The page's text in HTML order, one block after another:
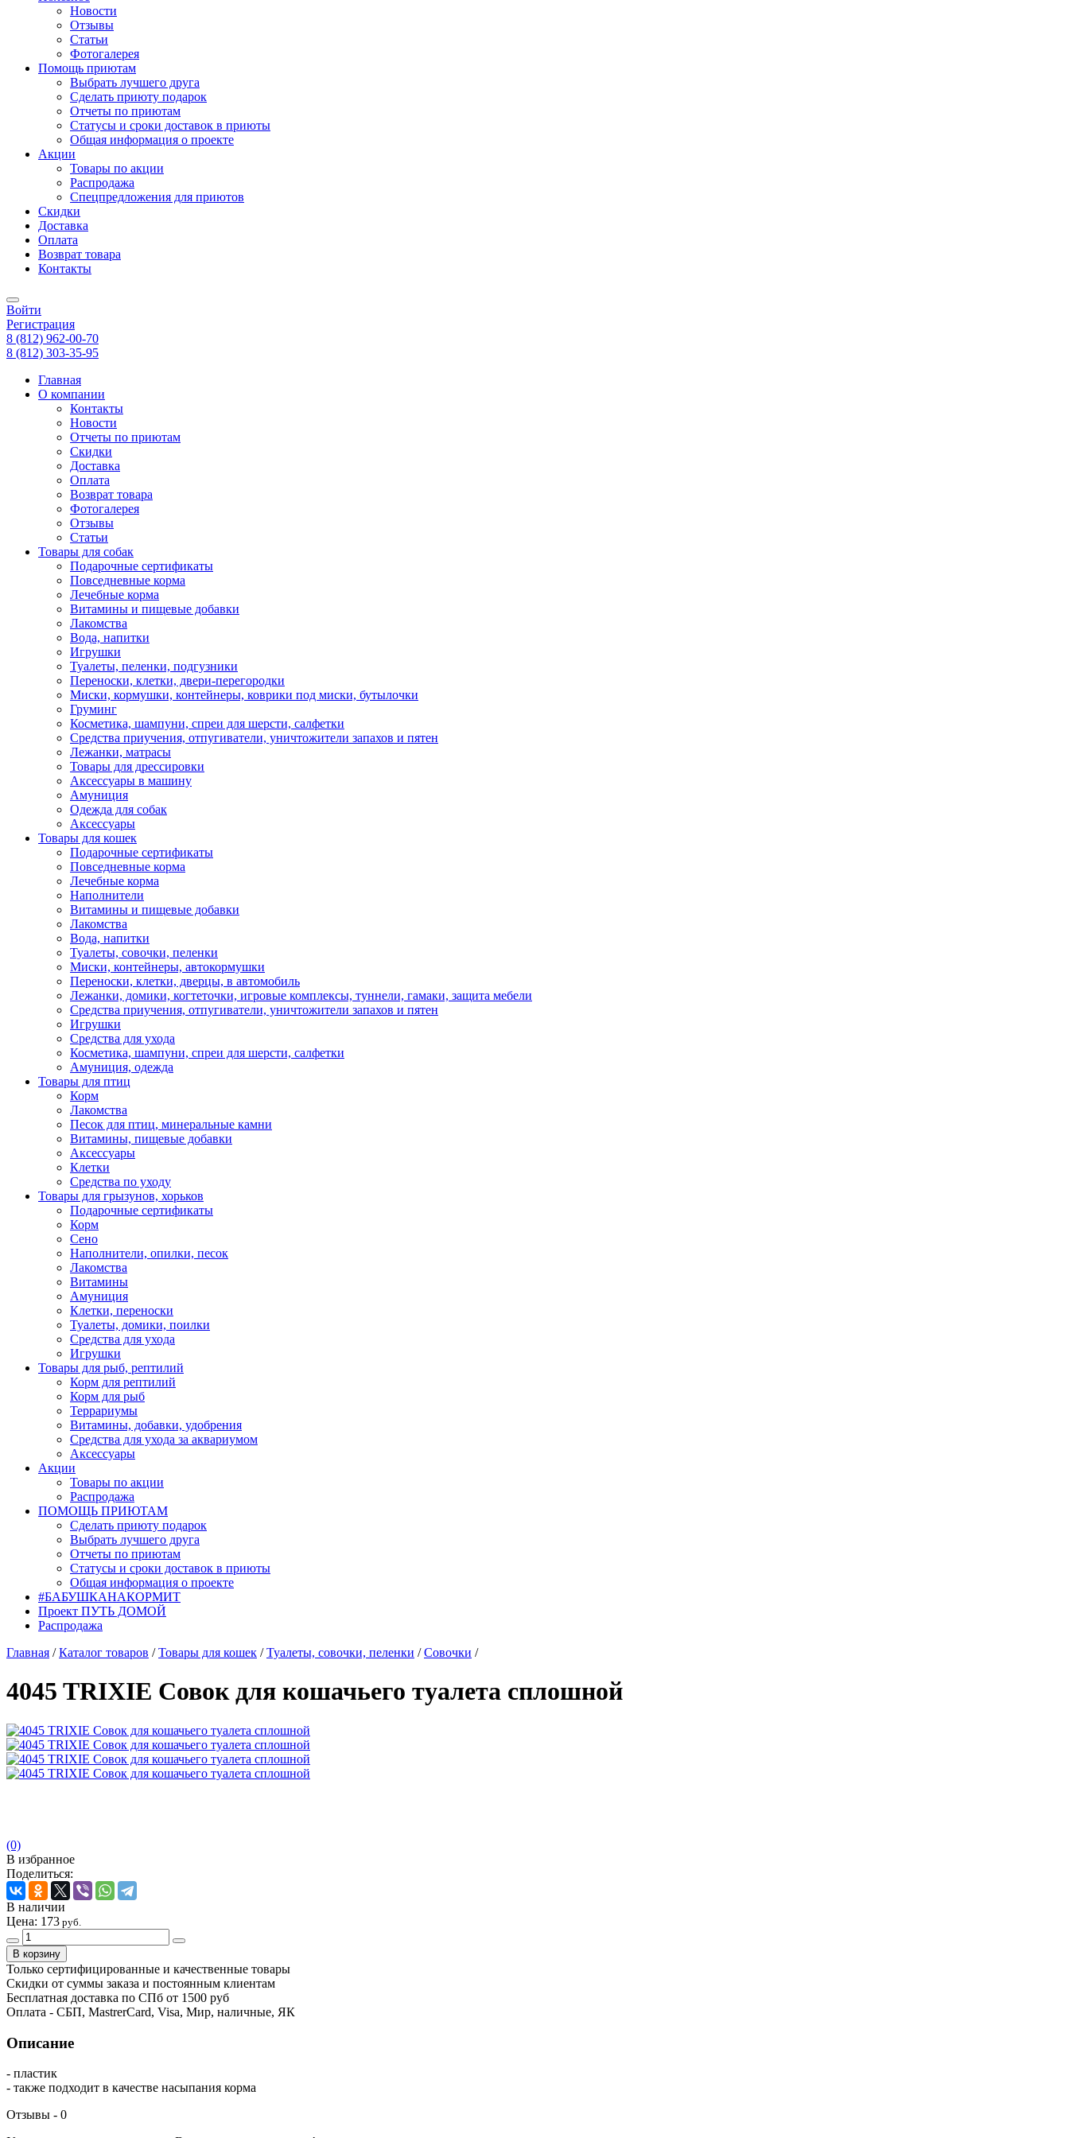
Новости
Отзывы
Статьи
Фотогалерея
Помощь приютам
Выбрать лучшего друга
Сделать приюту подарок
Отчеты по приютам
Статусы и сроки доставок в приюты
Общая информация о проекте
Акции
Товары по акции
Распродажа
Спецпредложения для приютов
Скидки
Доставка
Оплата
Возврат товара
Контакты
Войти
Регистрация
8 (812) 962-00-70
8 (812) 303-35-95
Главная
О компании
Контакты
Новости
Отчеты по приютам
Скидки
Доставка
Оплата
Возврат товара
Фотогалерея
Отзывы
Статьи
Товары для собак
Подарочные сертификаты
Повседневные корма
Лечебные корма
Витамины и пищевые добавки
Лакомства
Вода, напитки
Игрушки
Туалеты, пеленки, подгузники
Переноски, клетки, двери-перегородки
Миски, кормушки, контейнеры, коврики под миски, бутылочки
Груминг
Косметика, шампуни, спреи для шерсти, салфетки
Средства приучения, отпугиватели, уничтожители запахов и пятен
Лежанки, матрасы
Товары для дрессировки
Аксессуары в машину
Амуниция
Одежда для собак
Аксессуары
Товары для кошек
Подарочные сертификаты
Повседневные корма
Лечебные корма
Наполнители
Витамины и пищевые добавки
Лакомства
Вода, напитки
Туалеты, совочки, пеленки
Миски, контейнеры, автокормушки
Переноски, клетки, дверцы, в автомобиль
Лежанки, домики, когтеточки, игровые комплексы, туннели, гамаки, защита мебели
Средства приучения, отпугиватели, уничтожители запахов и пятен
Игрушки
Средства для ухода
Косметика, шампуни, спреи для шерсти, салфетки
Амуниция, одежда
Товары для птиц
Корм
Лакомства
Песок для птиц, минеральные камни
Витамины, пищевые добавки
Аксессуары
Клетки
Средства по уходу
Товары для грызунов, хорьков
Подарочные сертификаты
Корм
Сено
Наполнители, опилки, песок
Лакомства
Витамины
Амуниция
Клетки, переноски
Туалеты, домики, поилки
Средства для ухода
Игрушки
Товары для рыб, рептилий
Корм для рептилий
Корм для рыб
Террариумы
Витамины, добавки, удобрения
Средства для ухода за аквариумом
Аксессуары
Акции
Товары по акции
Распродажа
ПОМОЩЬ ПРИЮТАМ
Сделать приюту подарок
Выбрать лучшего друга
Отчеты по приютам
Статусы и сроки доставок в приюты
Общая информация о проекте
#БАБУШКАНАКОРМИТ
Проект ПУТЬ ДОМОЙ
Распродажа
Главная / Каталог товаров / Товары для кошек / Туалеты, совочки, пеленки / Совочки /
4045 TRIXIE Совок для кошачьего туалета сплошной
(0)
В избранное
Поделиться:
В наличии
Цена: 173 руб.
Только сертифицированные и качественные товары
Скидки от суммы заказа и постоянным клиентам
Бесплатная доставка по СПб от 1500 руб
Оплата - СБП, MastrerCard, Visa, Мир, наличные, ЯК
Описание
- пластик
- также подходит в качестве насыпания корма
Отзывы - 0